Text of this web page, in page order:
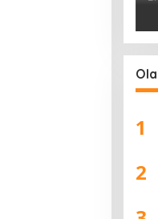
1
2
3
4
5